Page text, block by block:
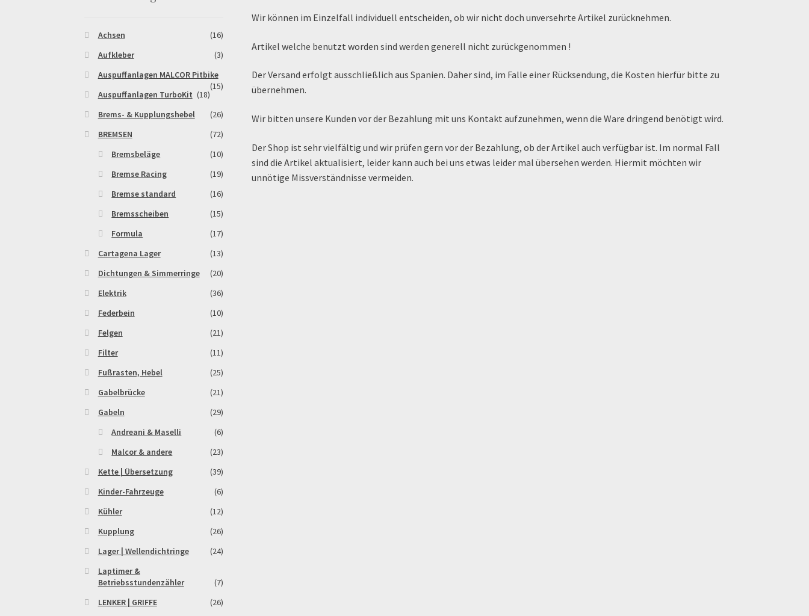
Widerrufsbelehrung & -formular Zahlung & VersandZahlungsarten
Wir können im Einzelfall individuell entscheiden, ob wir nicht doch unversehrte Artikel zurücknehmen.
Artikel welche benutzt worden sind werden generell nicht zurückgenommen !
Der Versand erfolgt ausschließlich aus Spanien. Daher sind, im Falle einer Rücksendung, die Kosten hierfür bitte zu
übernehmen.
Wir bitten unsere Kunden vor der Bezahlung mit uns Kontakt aufzunehmen, wenn die Ware dringend benötigt wird.
Der Shop ist sehr vielfältig und wir prüfen gern vor der Bezahlung, ob der Artikel auch verfügbar ist. Im normal Fall
sind die Artikel aktualisiert, leider kann auch bei uns etwas leider mal übersehen werden. Hiermit möchten wir
unnötige Missverständnisse vermeiden.
Achsen
(16)
Aufkleber
(3)
Auspuffanlagen MALCOR Pitbike
(15)
Auspuffanlagen TurboKit (18)
Brems- & Kupplungshebel
(26)
BREMSEN
(72)
Bremsbeläge
(10)
Bremse Racing
(19)
Bremse standard
(16)
Bremsscheiben
(15)
Formula
(17)
Cartagena Lager
(13)
Dichtungen & Simmerringe
(20)
Elektrik
(36)
Federbein
(10)
Felgen
(21)
Filter
(11)
Fußrasten, Hebel
(25)
Gabelbrücke
(21)
Gabeln
(29)
Andreani & Maselli
(6)
Malcor & andere
(23)
Kette | Übersetzung
(39)
Kinder-Fahrzeuge
(6)
Kühler
(12)
Kupplung
(26)
Lager | Wellendichtringe
(24)
Laptimer &
Betriebsstundenzähler
(7)
LENKER | GRIFFE
(26)